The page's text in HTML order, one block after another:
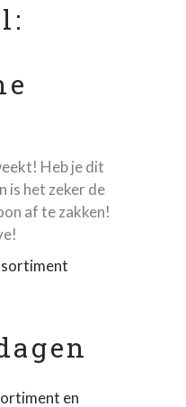
Heb je dit
is het zeker de
af te zakken!
en